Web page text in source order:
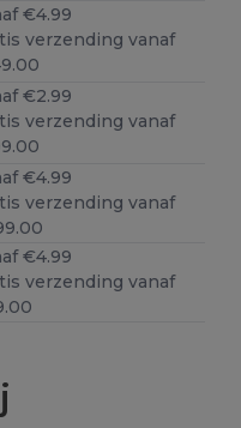
€4.99
verzending vanaf
€2.99
verzending vanaf
€4.99
verzending vanaf
€4.99
verzending vanaf